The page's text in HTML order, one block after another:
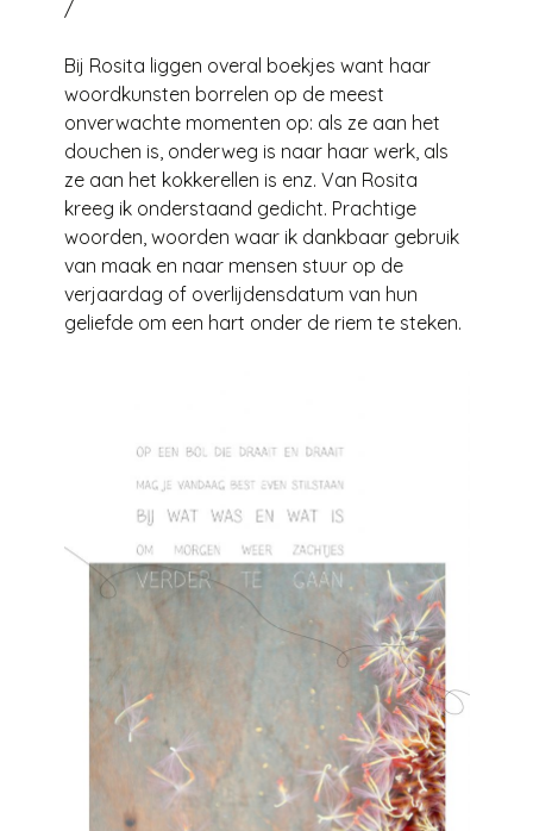
/
Bij Rosita liggen overal boekjes want haar
woordkunsten borrelen op de meest
onverwachte momenten op: als ze aan het
douchen is, onderweg is naar haar werk, als
ze aan het kokkerellen is enz. Van Rosita
kreeg ik onderstaand gedicht. Prachtige
woorden, woorden waar ik dankbaar gebruik
van maak en naar mensen stuur op de
verjaardag of overlijdensdatum van hun
geliefde om een hart onder de riem te steken.